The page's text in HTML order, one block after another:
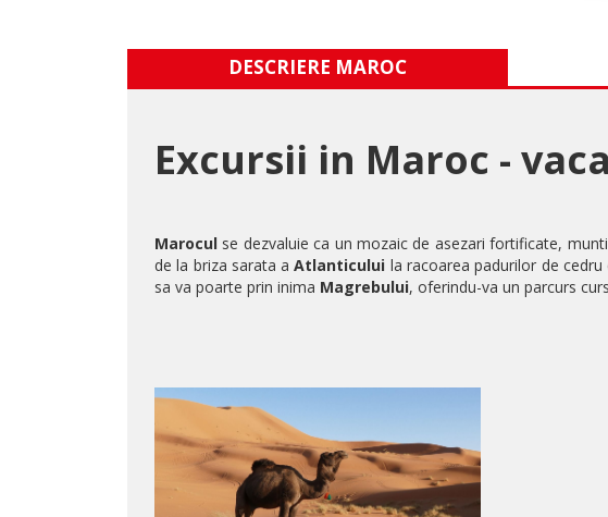
DESCRIERE MAROC
Excursii in Maroc -
saidMarocul se dezvaluie ca un mozaic de asezari fortificate,
de la briza sarata a Atlanticului la racoarea padurilor de
sa va poarte prin inima Magrebului, oferindu-va un parcurs